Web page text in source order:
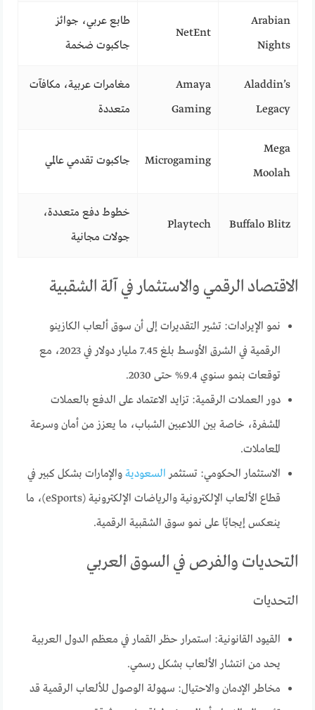
Arabian
Nights
NetEnt
طابع عربي، جوائز
جاكبوت ضخمة
Aladdin’s
Legacy
Amaya
Gaming
مغامرات عربية، مكافآت
متعددة
Mega
Moolah
Microgaming جاكبوت تقدمي عالمي
Buffalo Blitz
Playtech
خطوط دفع متعددة،
جولات مجانية
الاقتصاد الرقمي والاستثمار في آلة الشقبية
نمو الإيرادات: تشير التقديرات إلى أن سوق ألعاب الكازينو
الرقمية في الشرق الأوسط بلغ 7.45 مليار دولار في 2023، مع
توقعات بنمو سنوي 9.4% حتى 2030.
دور العملات الرقمية: تزايد الاعتماد على الدفع بالعملات
المشفرة، خاصة بين اللاعبين الشباب، ما يعزز من أمان وسرعة
المعاملات.
الاستثمار الحكومي: تستثمر السعودية والإمارات بشكل كبير في
قطاع الألعاب الإلكترونية والرياضات الإلكترونية (eSports)، ما
ينعكس إيجابًا على نمو سوق الشقبية الرقمية.
التحديات والفرص في السوق العربي
التحديات
القيود القانونية: استمرار حظر القمار في معظم الدول العربية
يحد من انتشار الألعاب بشكل رسمي.
مخاطر الإدمان والاحتيال: سهولة الوصول للألعاب الرقمية قد